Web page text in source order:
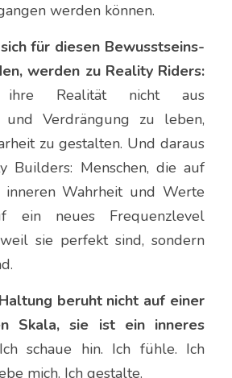
werden können.
für diesen Bewusstseins-
werden zu Reality Riders:
Realität nicht aus
und Verdrängung zu leben,
zu gestalten. Und daraus
Builders: Menschen, die auf
Wahrheit und Werte
ein neues Frequenzlevel
sie perfekt sind, sondern
beruht nicht auf einer
Skala, sie ist ein inneres
Ich schaue hin. Ich fühle. Ich
mich. Ich gestalte.